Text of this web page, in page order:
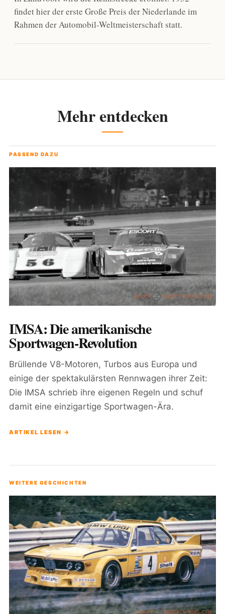
findet hier der erste Große Preis der Niederlande im
Rahmen der Automobil-Weltmeisterschaft statt.
Mehr entdecken
PASSEND DAZU
IMSA: Die amerikanische
Sportwagen-Revolution
Brüllende V8-Motoren, Turbos aus Europa und
einige der spektakulärsten Rennwagen ihrer Zeit:
Die IMSA schrieb ihre eigenen Regeln und schuf
damit eine einzigartige Sportwagen-Ära.
ARTIKEL LESEN →
WEITERE GESCHICHTEN